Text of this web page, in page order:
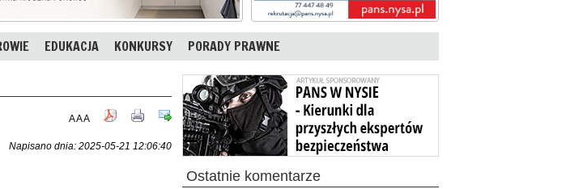
EDUKACJA KONKURSY PORADY PRAWNE
AAA
Napisano dnia: 2025-05-21 12:06:40
ostatnie komentarze